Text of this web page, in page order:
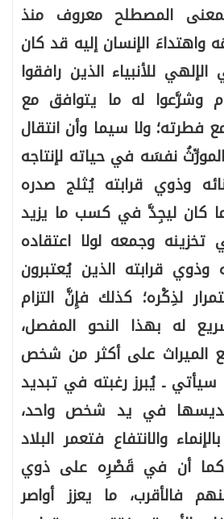
المصطلح معروف منذ
واهتداءَ الإنسان إليه قد كان
للأنبياء الذين رافقوا
وشرَّعوا له ما يتوافق مع
فطرته؛ ولا سيما وأن انتقال
نفسَه في حياته لإنتاجه
وذوي قرابته يُثلج صدره
كان ليجِدَّ في كسب ما يزيد
وجمعه لولا اعتقاده
وذوي قرابته الذين يُعتبرون
لذِكْره؛ كذلك فإِنَّ التزام
له بهذا النحو المفصل،
الميراث على أكثر من شخص
سيأتي ـ يُبرز رغبته في تبديد
في يد شخص واحد،
والانتفاع فتعمر البلاد
كما أن في قَصْرِه على ذوي
فالأقرب، ما يعزز أواصر